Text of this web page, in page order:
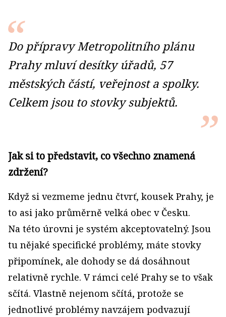
Do přípravy Metropolitního plánu
Prahy mluví desítky úřadů, 57
městských částí, veřejnost a spolky.
Celkem jsou to stovky subjektů.
Jak si to představit, co všechno znamená
zdržení?
Když si vezmeme jednu čtvrť, kousek Prahy, je
to asi jako průměrně velká obec v Česku.
Na této úrovni je systém akceptovatelný. Jsou
tu nějaké specifické problémy, máte stovky
připomínek, ale dohody se dá dosáhnout
relativně rychle. V rámci celé Prahy se to však
sčítá. Vlastně nejenom sčítá, protože se
jednotlivé problémy navzájem podvazují